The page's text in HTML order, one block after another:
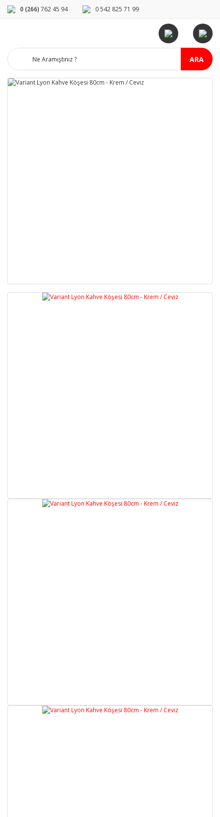
0 (266) 762 45 94 0 542 825 71 99
ARA